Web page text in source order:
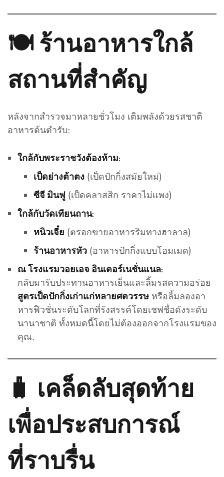
🍽️ ร้านอาหารใกล้
สถานที่สำคัญ
หลังจากสำรวจมาหลายชั่วโมง เติมพลังด้วยรสชาติ
อาหารต้นตำรับ:
ใกล้กับพระราชวังต้องห้าม:
เป็ดย่างต้าตง(เป็ดปักกิ่งสมัยใหม่)
ซีจี มินฟู(เป็ดคลาสสิก ราคาไม่แพง)
ใกล้กับวัดเทียนถาน:
หนิวเจี๋ย (ตรอกขายอาหารริมทางฮาลาล)
ร้านอาหารหัว(อาหารปักกิ่งแบบโฮมเมด)
ณ โรงแรมวอยเอจ อินเตอร์เนชั่นแนล:
กลับมารับประทานอาหารเย็นและลิ้มรสความอร่อย
สูตรเป็ดปักกิ่งเก่าแก่หลายศตวรรษหรือลิ้มลองอา
หารฟิวชั่นระดับโลกที่รังสรรค์โดยเชฟชื่อดังระดับ
นานาชาติ ทั้งหมดนี้โดยไม่ต้องออกจากโรงแรมของ
คุณ.
🧳 เคล็ดลับสุดท้าย
เพื่อประสบการณ์
ที่ราบรื่น